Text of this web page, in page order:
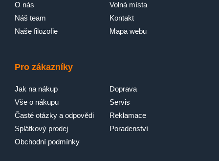
O nás
Náš team
Naše filozofie
Volná místa
Kontakt
Mapa webu
Pro zákazníky
Jak na nákup
Vše o nákupu
Časté otázky a odpovědi
Splátkový prodej
Obchodní podmínky
Doprava
Servis
Reklamace
Poradenství